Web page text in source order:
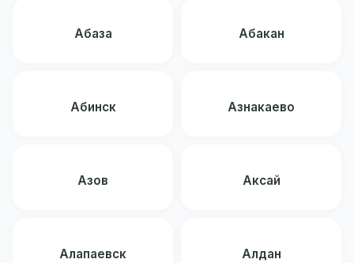
Абаза Абакан
Абинск Азнакаево
Азов Аксай
Алапаевск Алдан